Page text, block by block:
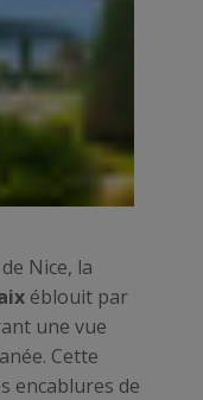
Nice, la
éblouit par
une vue
Cette
encablures de